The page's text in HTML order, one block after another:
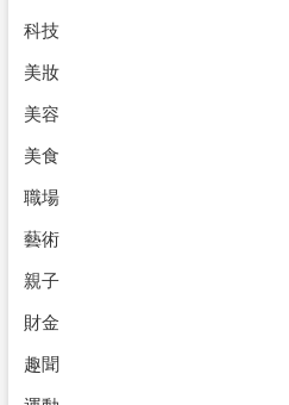
科技
美妝
美容
美食
職場
藝術
親子
財金
趣聞